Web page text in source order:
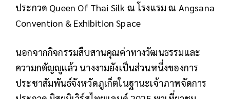
ประกวด Queen Of Thai Silk ณ โรงแรม ณ Angsana
Convention & Exhibition Space
นอกจากกิจกรรมสืบสานคุณค่าทางวัฒนธรรมและ
ความกตัญญูแล้ว นางงามยังเป็นส่วนหนึ่งของการ
ประชาสัมพันธ์จังหวัดภูเก็ตในฐานะเจ้าภาพจัดการ